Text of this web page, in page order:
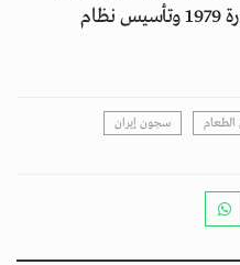
تعرضوا للاضطهاد الممنهج منذ ثورة 1979 وتأسيس نظام
الطعام
سجون إيران